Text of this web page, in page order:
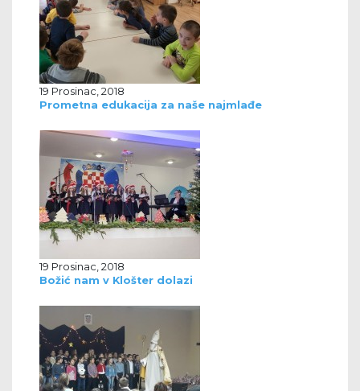
19 Prosinac, 2018
Prometna edukacija za naše najmlađe
19 Prosinac, 2018
Božić nam v Klošter dolazi